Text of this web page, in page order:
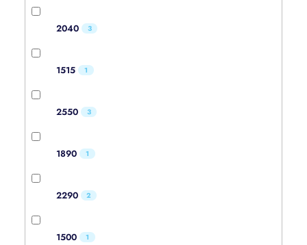
2040 3
1515 1
2550 3
1890 1
2290 2
1500 1